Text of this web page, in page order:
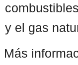
y el gas
Más